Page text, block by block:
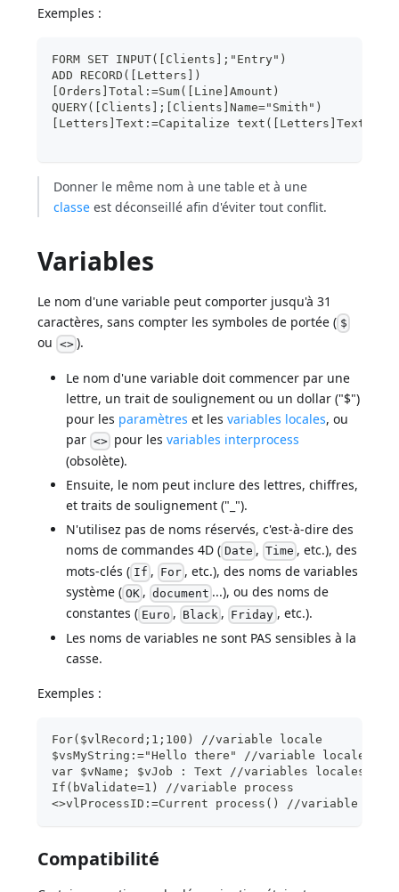
Exemples :
FORM SET INPUT([Clients];"Entry")
ADD RECORD([Letters])
[Orders]Total:=Sum([Line]Amount)
QUERY([Clients];[Clients]Name="Smith")
[Letters]Text:=Capitalize text([Letters]Text)
Donner le même nom à une table et à une
classe est déconseillé afin d'éviter tout conflit.
Variables
Le nom d'une variable peut comporter jusqu'à 31
caractères, sans compter les symboles de portée ( $
ou <> ).
Le nom d'une variable doit commencer par une
lettre, un trait de soulignement ou un dollar ("$")
pour les paramètres et lesvariables locales, ou
par <> pour les variables interprocess
(obsolète).
Ensuite, le nom peut inclure des lettres, chiffres,
et traits de soulignement ("_").
N'utilisez pas de noms réservés, c'est-à-dire des
noms de commandes 4D ( Date , Time , etc.), des
mots-clés ( If , For , etc.), des noms de variables
système ( OK , document ...), ou des noms de
constantes ( Euro , Black , Friday , etc.).
Les noms de variables ne sont PAS sensibles à la
casse.
Exemples :
For($vlRecord;1;100) //variable locale
$vsMyString:="Hello there" //variable locale
var $vName; $vJob : Text //variables locales
If(bValidate=1) //variable process
<>vlProcessID:=Current process() //variable
Compatibilité